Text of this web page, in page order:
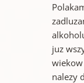
juz
wiekow
nalezy